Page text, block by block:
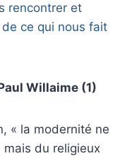
rencontrer et
ce qui nous fait
Willaime (1)
« la modernité ne
du religieux